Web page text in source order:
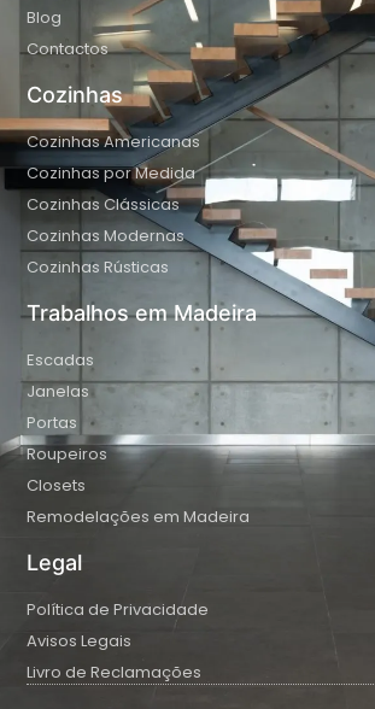
Blog
Contactos
Cozinhas
Cozinhas Americanas
Cozinhas por Medida
Cozinhas Clássicas
Cozinhas Modernas
Cozinhas Rústicas
Trabalhos em Madeira
Escadas
Janelas
Portas
Roupeiros
Closets
Remodelações em Madeira
Legal
Política de Privacidade
Avisos Legais
Livro de Reclamações